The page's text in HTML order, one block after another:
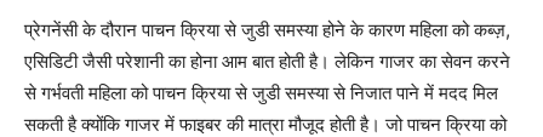
प्रेगनेंसी के दौरान पाचन क्रिया से जुडी समस्या होने के कारण महिला को कब्ज़,
एसिडिटी जैसी परेशानी का होना आम बात होती है। लेकिन गाजर का सेवन करने
से गर्भवती महिला को पाचन क्रिया से जुडी समस्या से निजात पाने में मदद मिल
सकती है क्योंकि गाजर में फाइबर की मात्रा मौजूद होती है। जो पाचन क्रिया को